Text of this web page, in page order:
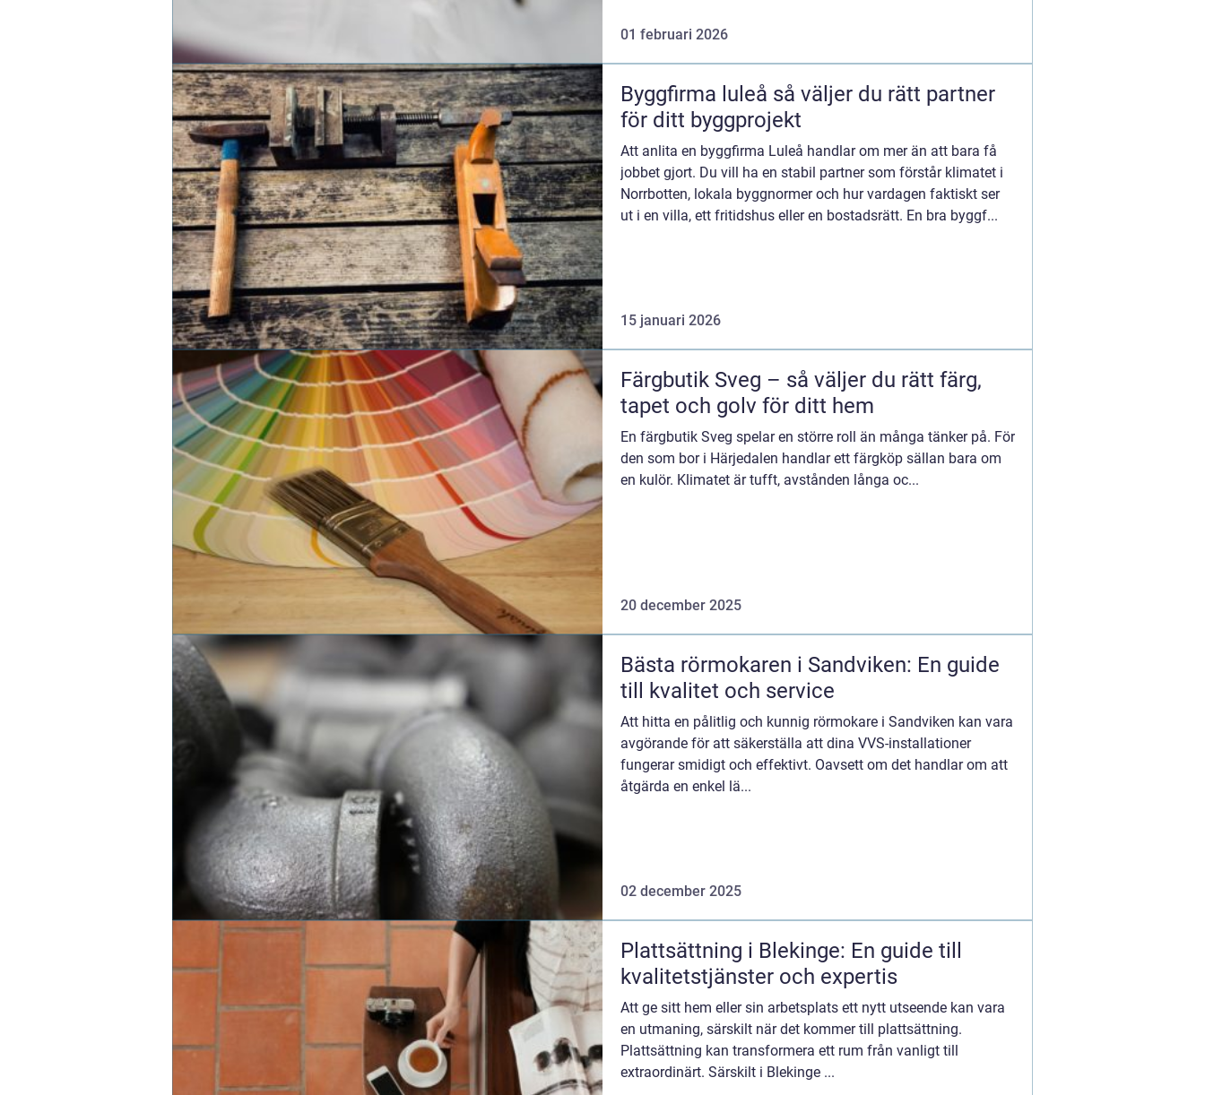
01 februari 2026
Byggfirma luleå så väljer du rätt partner
för ditt byggprojekt
Att anlita en byggfirma Luleå handlar om mer än att bara få
jobbet gjort. Du vill ha en stabil partner som förstår klimatet i
Norrbotten, lokala byggnormer och hur vardagen faktiskt ser
ut i en villa, ett fritidshus eller en bostadsrätt. En bra byggf...
15 januari 2026
Färgbutik Sveg – så väljer du rätt färg,
tapet och golv för ditt hem
En färgbutik Sveg spelar en större roll än många tänker på. För
den som bor i Härjedalen handlar ett färgköp sällan bara om
en kulör. Klimatet är tufft, avstånden långa oc...
20 december 2025
Bästa rörmokaren i Sandviken: En guide
till kvalitet och service
Att hitta en pålitlig och kunnig rörmokare i Sandviken kan vara
avgörande för att säkerställa att dina VVS-installationer
fungerar smidigt och effektivt. Oavsett om det handlar om att
åtgärda en enkel lä...
02 december 2025
Plattsättning i Blekinge: En guide till
kvalitetstjänster och expertis
Att ge sitt hem eller sin arbetsplats ett nytt utseende kan vara
en utmaning, särskilt när det kommer till plattsättning.
Plattsättning kan transformera ett rum från vanligt till
extraordinärt. Särskilt i Blekinge ...